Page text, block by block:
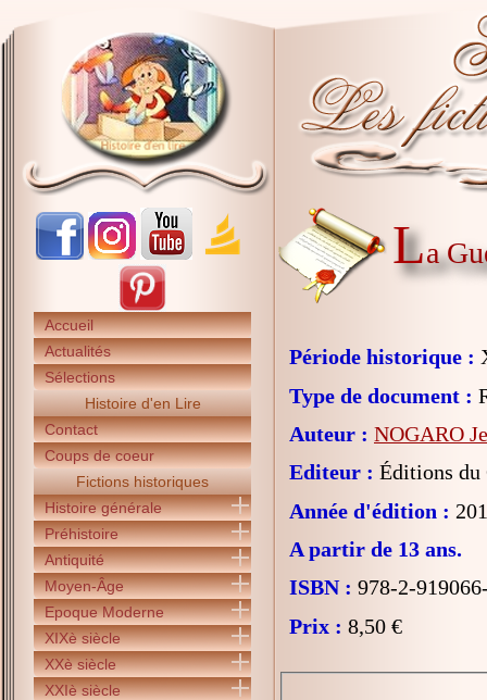
Accueil
Actualités
Sélections
Histoire d'en Lire
Contact
Coups de coeur
Fictions historiques
Histoire générale
Préhistoire
Antiquité
Moyen-Âge
Epoque Moderne
XIXè siècle
XXè siècle
XXIè siècle
La
Période historique :
Type de document :
Auteur : NOGARO
Editeur : Éditions du
Année d'édition :
A partir de 13 ans.
ISBN : 978-2-
Prix : 8,50 €